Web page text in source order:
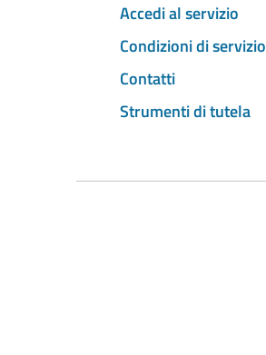
Accedi al servizio
Condizioni di servizio
Contatti
Strumenti di tutela